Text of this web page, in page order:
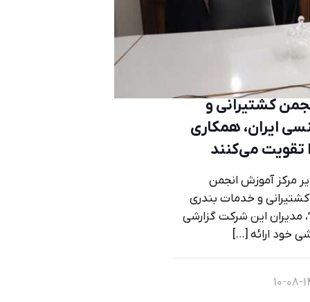
کشتیرانی و
ایران، همکاری
تقویت می‌کنند
مرکز آموزش انجمن
و خدمات بندری
مدیران این شرکت گزارشی
خود ارائه[…]